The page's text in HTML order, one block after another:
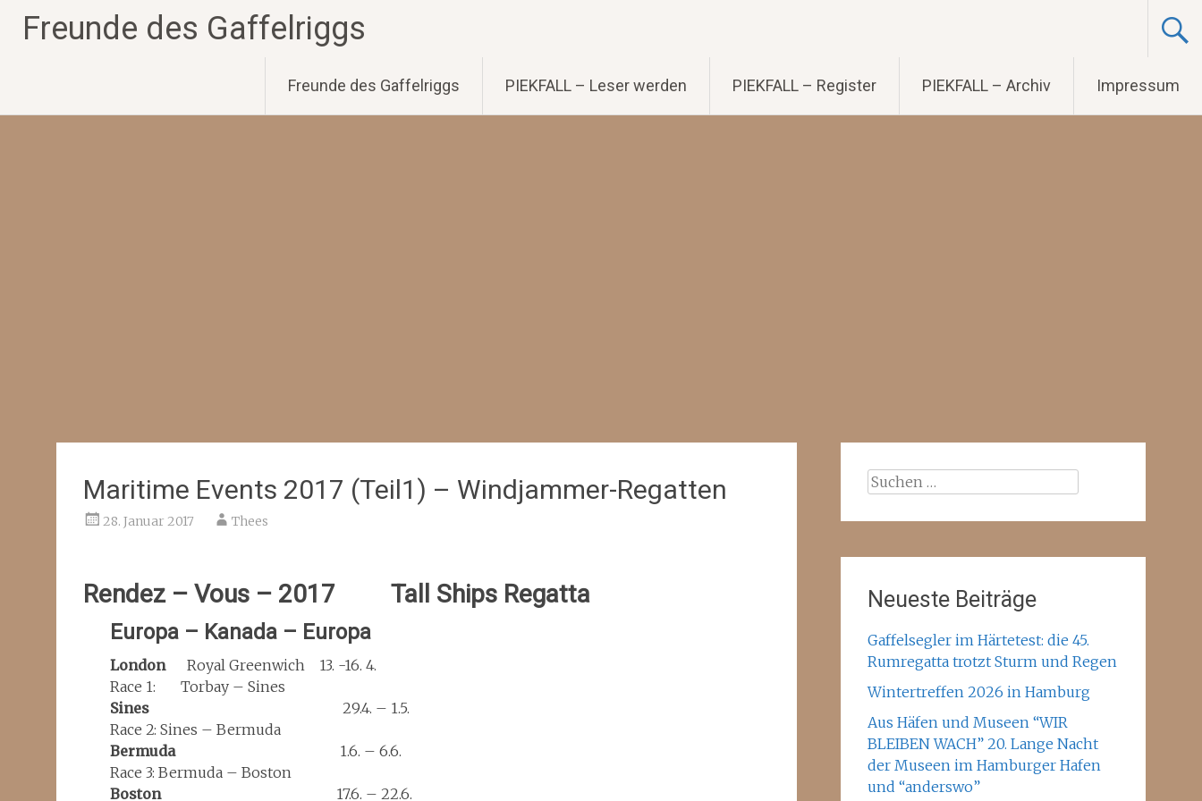
InhaltFreunde des Gaffelriggs
Freunde des Gaffelriggs PIEKFALL – Leser werden PIEKFALL – Register PIEKFALL – Archiv Impressum
Maritime Events 2017 (Teil1) – Windjammer-Regatten
28. Januar 2017 Thees
Rendez – Vous – 2017 Tall Ships Regatta
Europa – Kanada – Europa
London Royal Greenwich 13. -16. 4.
Race 1: Torbay – Sines
Sines
29.4. – 1.5.
Race 2: Sines – Bermuda
Bermuda1.6. – 6.6.
Race 3: Bermuda – Boston
Boston
17.6. – 22.6.
Suchen
Neueste Beiträge
Gaffelsegler im Härtetest: die 45.
Rumregatta trotzt Sturm und Regen
Wintertreffen 2026 in Hamburg
Aus Häfen und Museen “WIR
BLEIBEN WACH” 20. Lange Nacht
der Museen im Hamburger Hafen
und “anderswo”